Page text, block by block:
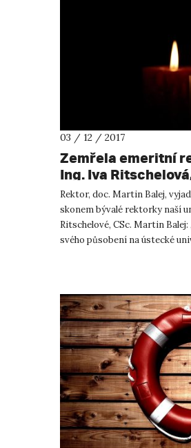
03 / 12 / 2017
Zemřela emeritní
Ing. Iva
Rektor, doc. Martin Balej,
skonem bývalé rektorky naší
Ritschelové, CSc. Martin
svého působení na ústecké